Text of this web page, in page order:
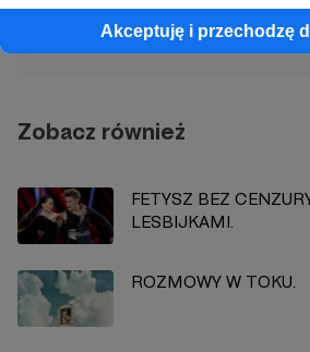
Akceptuję i przechodzę
Zobacz profil
Zobacz również
FETYSZ BEZ
LESBIJKAMI.
ROZMOWY W TOKU.